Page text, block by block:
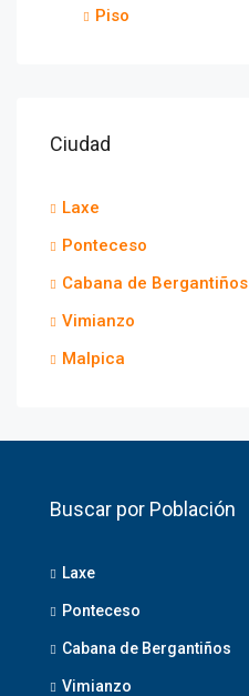
Piso
Ciudad
Laxe
Ponteceso
Cabana de Bergantiños
Vimianzo
Malpica
Buscar por Población
Laxe
Ponteceso
Cabana de Bergantiños
Vimianzo